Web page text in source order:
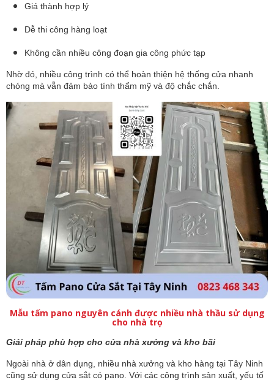
Giá thành hợp lý
Dễ thi công hàng loạt
Không cần nhiều công đoạn gia công phức tạp
Nhờ đó, nhiều công trình có thể hoàn thiện hệ thống cửa nhanh
chóng mà vẫn đảm bảo tính thẩm mỹ và độ chắc chắn.
Mẫu tấm pano nguyên cánh được nhiều nhà thầu sử dụng
cho nhà trọ
Giải pháp phù hợp cho cửa nhà xưởng và kho bãi
Ngoài nhà ở dân dụng, nhiều nhà xưởng và kho hàng tại Tây Ninh
cũng sử dụng cửa sắt có pano. Với các công trình sản xuất, yếu tố